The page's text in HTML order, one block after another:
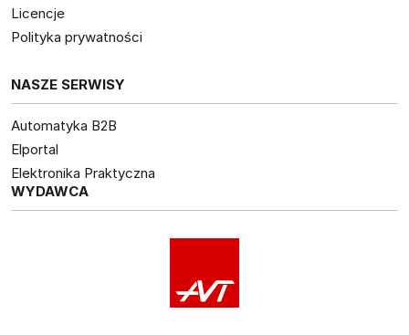
Licencje
Polityka prywatności
NASZE SERWISY
Automatyka B2B
Elportal
Elektronika Praktyczna
WYDAWCA